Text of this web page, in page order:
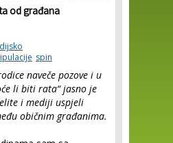
od građana
spin
naveče pozove i u
li biti rata“ jasno je
i mediji uspjeli
običnim građanima.